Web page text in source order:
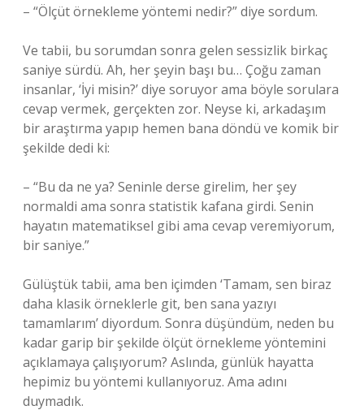
– “Ölçüt örnekleme yöntemi nedir?” diye sordum.
Ve tabii, bu sorumdan sonra gelen sessizlik birkaç
saniye sürdü. Ah, her şeyin başı bu… Çoğu zaman
insanlar, ‘İyi misin?’ diye soruyor ama böyle sorulara
cevap vermek, gerçekten zor. Neyse ki, arkadaşım
bir araştırma yapıp hemen bana döndü ve komik bir
şekilde dedi ki:
– “Bu da ne ya? Seninle derse girelim, her şey
normaldi ama sonra statistik kafana girdi. Senin
hayatın matematiksel gibi ama cevap veremiyorum,
bir saniye.”
Gülüştük tabii, ama ben içimden ‘Tamam, sen biraz
daha klasik örneklerle git, ben sana yazıyı
tamamlarım’ diyordum. Sonra düşündüm, neden bu
kadar garip bir şekilde ölçüt örnekleme yöntemini
açıklamaya çalışıyorum? Aslında, günlük hayatta
hepimiz bu yöntemi kullanıyoruz. Ama adını
duymadık.